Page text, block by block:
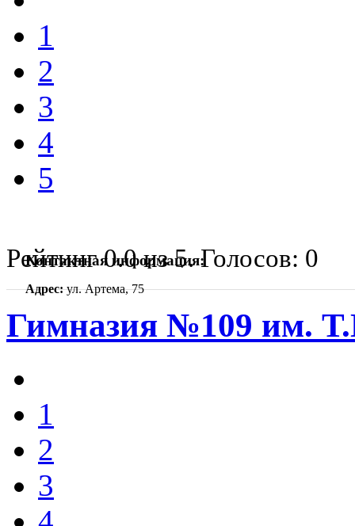
1
2
3
4
5
Рейтинг0.0из5. Голосов: 0
Контактная информация:
Адрес:ул. Артема, 75
Гимназия №109 им.
1
2
3